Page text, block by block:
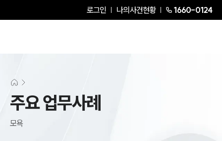
로그인 나의사건현황 1660-0124
주요 업무사례
모욕